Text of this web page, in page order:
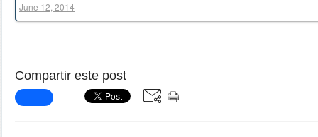
June 12, 2014
Compartir este post